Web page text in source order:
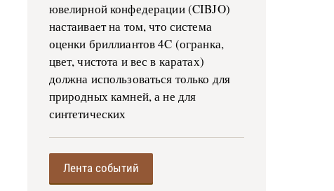
ювелирной конфедерации (CIBJO)
настаивает на том, что система
оценки бриллиантов 4C (огранка,
цвет, чистота и вес в каратах)
должна использоваться только для
природных камней, а не для
синтетических
Лента событий